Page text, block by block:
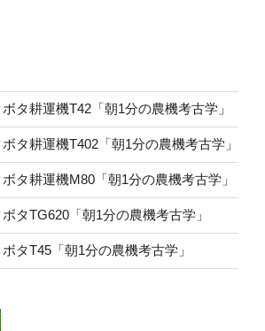
タ耕運機T42「朝1分の農機考古学」
タ耕運機T402「朝1分の農機考古学」
タ耕運機M80「朝1分の農機考古学」
タTG620「朝1分の農機考古学」
タT45「朝1分の農機考古学」